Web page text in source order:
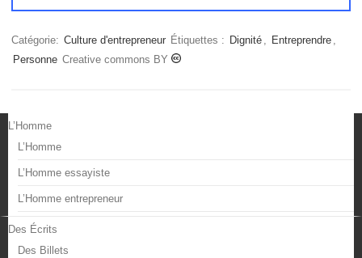
Catégorie: Culture d'entrepreneur Étiquettes : Dignité , Entreprendre ,
Personne Creative commons BY
L’Homme
L’Homme
L’Homme essayiste
L’Homme entrepreneur
Des Écrits
Des Billets